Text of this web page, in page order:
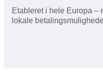
Etableret i hele Europa –
lokale